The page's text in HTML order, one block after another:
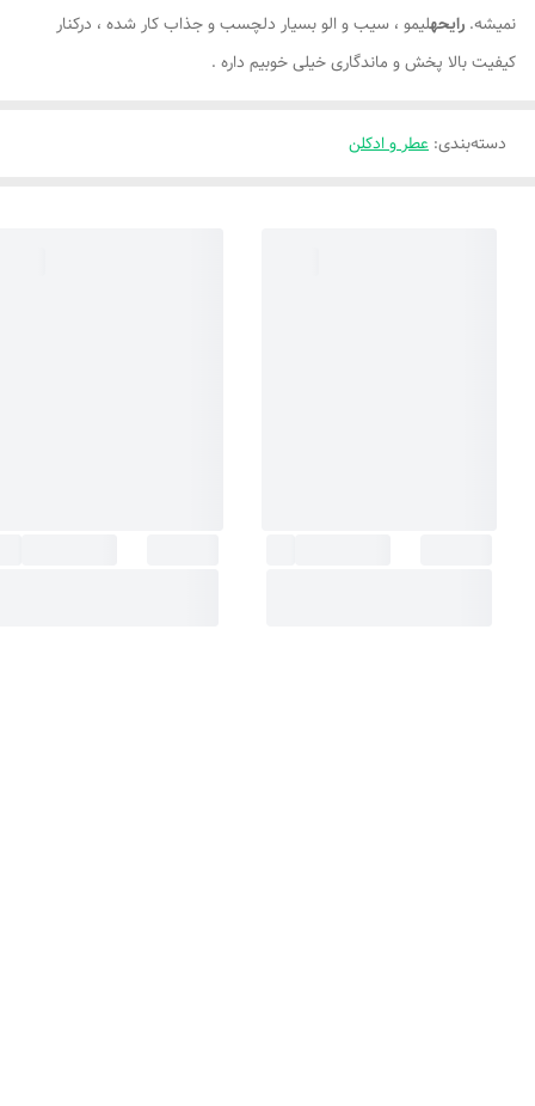
نمیشه. رایحهلیمو ، سیب و الو بسیار دلچسب و جذاب کار شده ، درکنار
کیفیت بالا پخش و ماندگاری خیلی خوبیم داره .
دسته‌بندی: عطر و ادکلن